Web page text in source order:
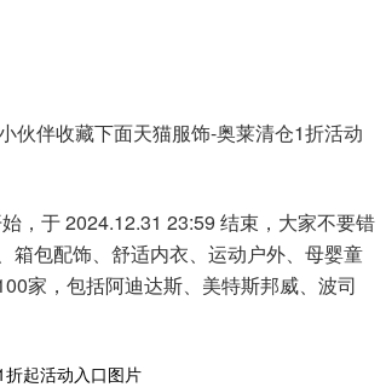
伙伴收藏下面天猫服饰-奥莱清仓1折活动
，于 2024.12.31 23:59 结束，大家不要错
箱包配饰、舒适内衣、运动户外、母婴童
家，包括阿迪达斯、美特斯邦威、波司